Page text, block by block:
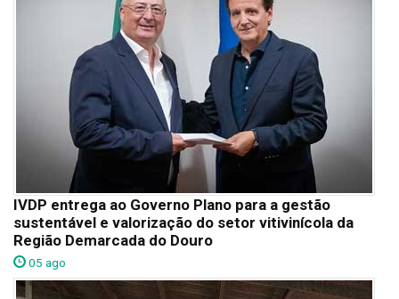
IVDP entrega ao Governo Plano para a gestão
sustentável e valorização do setor vitivinícola da
Região Demarcada do Douro
05 ago